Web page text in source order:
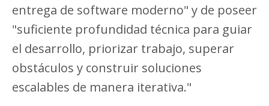
entrega de software moderno" y de poseer
"suficiente profundidad técnica para guiar
el desarrollo, priorizar trabajo, superar
obstáculos y construir soluciones
escalables de manera iterativa."